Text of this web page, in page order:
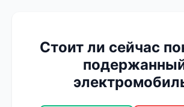
Стоит ли сейчас